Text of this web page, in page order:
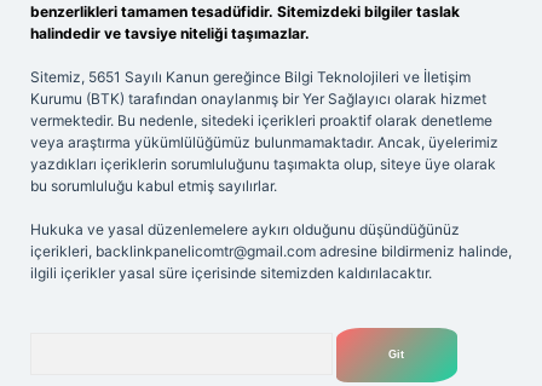
benzerlikleri tamamen tesadüfidir. Sitemizdeki bilgiler taslak
halindedir ve tavsiye niteliği taşımazlar.
Sitemiz, 5651 Sayılı Kanun gereğince Bilgi Teknolojileri ve İletişim
Kurumu (BTK) tarafından onaylanmış bir Yer Sağlayıcı olarak hizmet
vermektedir. Bu nedenle, sitedeki içerikleri proaktif olarak denetleme
veya araştırma yükümlülüğümüz bulunmamaktadır. Ancak, üyelerimiz
yazdıkları içeriklerin sorumluluğunu taşımakta olup, siteye üye olarak
bu sorumluluğu kabul etmiş sayılırlar.
Hukuka ve yasal düzenlemelere aykırı olduğunu düşündüğünüz
içerikleri, backlinkpanelicomtr@gmail.com adresine bildirmeniz halinde,
ilgili içerikler yasal süre içerisinde sitemizden kaldırılacaktır.